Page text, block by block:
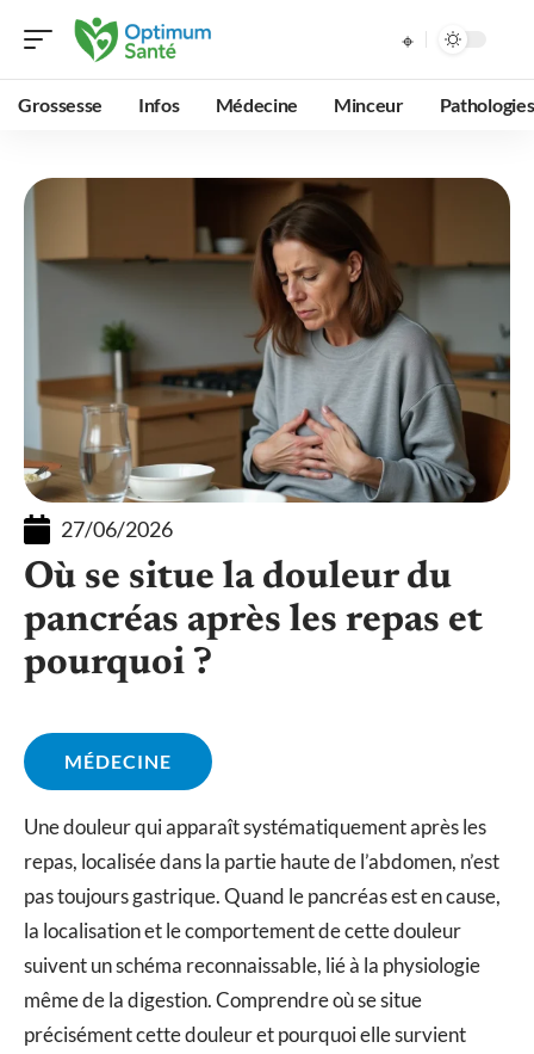
Grossesse Infos Médecine Minceur Pathologies
27/06/2026
Où se situe la douleur du
pancréas après les repas et
pourquoi ?
MÉDECINE
Une douleur qui apparaît systématiquement après les
repas, localisée dans la partie haute de l’abdomen, n’est
pas toujours gastrique. Quand le pancréas est en cause,
la localisation et le comportement de cette douleur
suivent un schéma reconnaissable, lié à la physiologie
même de la digestion. Comprendre où se situe
précisément cette douleur et pourquoi elle survient